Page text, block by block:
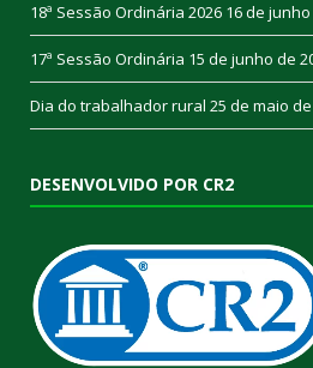
18ª Sessão Ordinária 2026 16 de
17ª Sessão Ordinária 15 de junho de
Dia do trabalhador rural 25 de maio
DESENVOLVIDO POR CR2